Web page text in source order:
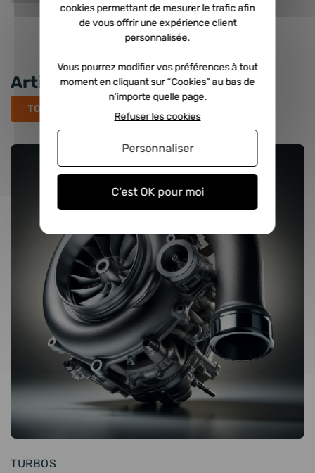
Articles récents
TOUS LES ARTICLES
TURBOS
cookies permettant de mesurer le trafic afin
de vous offrir une expérience client
personnalisée.
Vous pourrez modifier vos préférences à tout
moment en cliquant sur “Cookies” au bas de
n'importe quelle page.
C'est OK pour moi
Refuser les cookies
Personnaliser